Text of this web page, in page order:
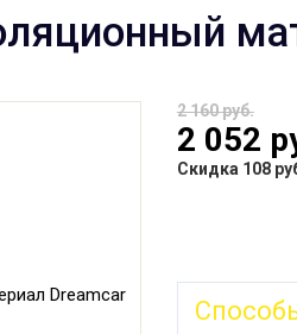
2 160 руб.
2 052
Скидка 108